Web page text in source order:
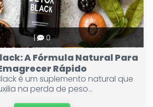
| 0
A Fórmula Natural Para
Rápido
é um suplemento natural que
na perda de peso...